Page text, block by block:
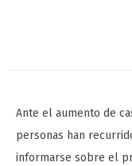
Ante el aumento de
personas han
informarse sobre el